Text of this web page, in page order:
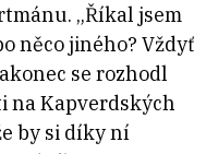
„Říkal jsem
něco jiného? Vždyť
se rozhodl
na Kapverdských
by si díky ní